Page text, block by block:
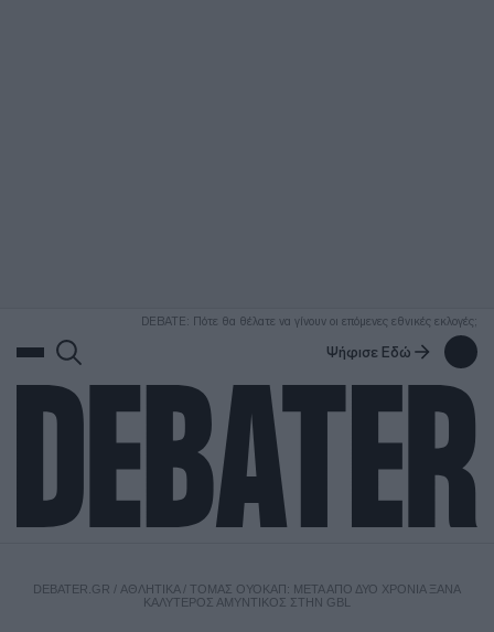
DEBATE: Πότε θα θέλατε να γίνουν οι επόμενες εθνικές εκλογές;
Ψήφισε Εδώ
DEBATER.GR / ΑΘΛΗΤΙΚΑ/ ΤΌΜΑΣ ΟΥΌΚΑΠ: ΜΕΤΆ ΑΠΌ ΔΎΟ ΧΡΌΝΙΑ ΞΑΝΆ
ΚΑΛΎΤΕΡΟΣ ΑΜΥΝΤΙΚΌΣ ΣΤΗΝ GBL